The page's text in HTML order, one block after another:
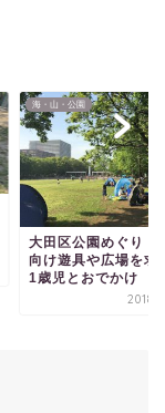
海・山・公園
大田区公園めぐり！
向け遊具や広場を求
1歳児とおでかけ
2018-